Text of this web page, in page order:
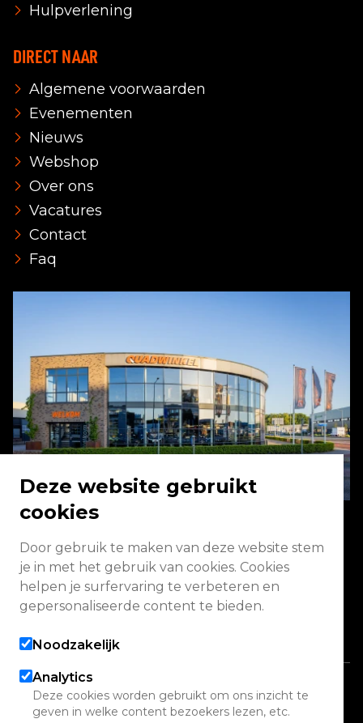
Hulpverlening
DIRECT NAAR
Algemene voorwaarden
Evenementen
Nieuws
Webshop
Over ons
Vacatures
Contact
Faq
Energieweg 2 3771 NA Barneveld
Vandaag gesloten
Copyright 2026 Quadwinkel
Cookie instellingen
Deze website gebruikt
cookies
Door gebruik te maken van deze website stem
je in met het gebruik van cookies. Cookies
helpen je surfervaring te verbeteren en
gepersonaliseerde content te bieden.
Noodzakelijk
Analytics
Deze cookies worden gebruikt om ons inzicht te
geven in welke content bezoekers lezen, etc.